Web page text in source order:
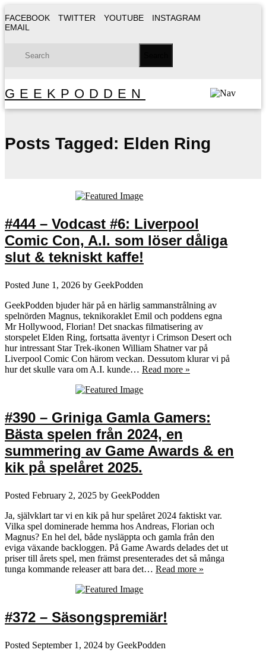
FACEBOOK TWITTER YOUTUBE
INSTAGRAM
EMAIL
GEEKPODDEN
Posts Tagged: Elden Ring
#444 – Vodcast #6: Liverpool
Comic Con, A.I. som löser dåliga
slut & tekniskt kaffe!
Posted June 1, 2026 by GeekPodden
GeekPodden bjuder här på en härlig sammanstrålning av
spelnörden Magnus, teknikoraklet Emil och poddens egna
Mr Hollywood, Florian! Det snackas filmatisering av
storspelet Elden Ring, fortsatta äventyr i Crimson Desert och
hur intressant Star Trek-ikonen William Shatner var på
Liverpool Comic Con härom veckan. Dessutom klurar vi på
hur det skulle vara om A.I. kunde… Read more »
#390 – Griniga Gamla Gamers:
Bästa spelen från 2024, en
summering av Game Awards & en
kik på spelåret 2025.
Posted February 2, 2025 by GeekPodden
Ja, självklart tar vi en kik på hur spelåret 2024 faktiskt var.
Vilka spel dominerade hemma hos Andreas, Florian och
Magnus? En hel del, både nysläppta och gamla från den
eviga växande backloggen. På Game Awards delades det ut
priser till årets spel, men främst presenterades det så många
tunga kommande releaser att bara det… Read more »
#372 – Säsongspremiär!
Posted September 1, 2024 by GeekPodden